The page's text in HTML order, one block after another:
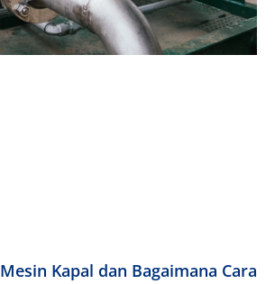
Kapal dan Bagaimana Cara